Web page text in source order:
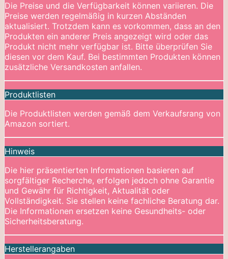
Die Preise und die Verfügbarkeit können variieren. Die
Preise werden regelmäßig in kurzen Abständen
aktualisiert. Trotzdem kann es vorkommen, dass an den
Produkten ein anderer Preis angezeigt wird oder das
Produkt nicht mehr verfügbar ist. Bitte überprüfen Sie
diesen vor dem Kauf. Bei bestimmten Produkten können
zusätzliche Versandkosten anfallen.
Produktlisten
Die Produktlisten werden gemäß dem Verkaufsrang von
Amazon sortiert.
Hinweis
Die hier präsentierten Informationen basieren auf
sorgfältiger Recherche, erfolgen jedoch ohne Garantie
und Gewähr für Richtigkeit, Aktualität oder
Vollständigkeit. Sie stellen keine fachliche Beratung dar.
Die Informationen ersetzen keine Gesundheits- oder
Sicherheitsberatung.
Herstellerangaben